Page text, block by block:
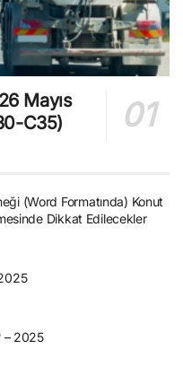
Mayıs
C35)
(Word Formatında) Konut
Dikkat Edilecekler
– 2025